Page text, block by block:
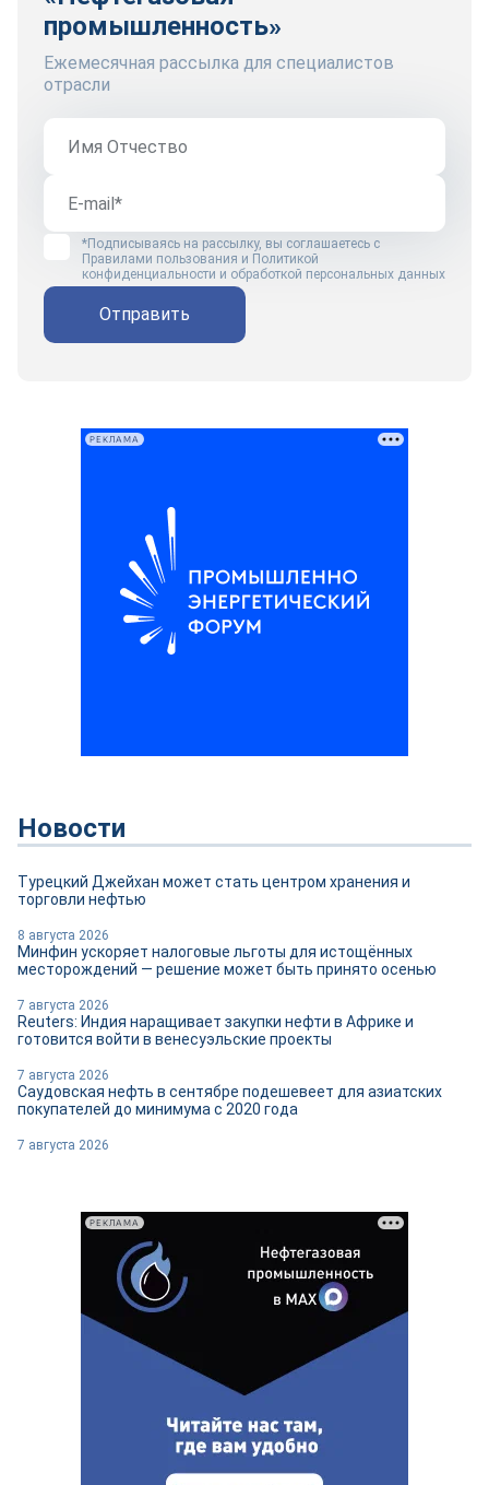
промышленность»
Ежемесячная рассылка для специалистов
отрасли
*Подписываясь на рассылку, вы соглашаетесь с
Правилами пользования и Политикой
конфиденциальности и обработкой персональных данных
Отправить
РЕКЛАМА
Новости
Турецкий Джейхан может стать центром хранения и
торговли нефтью
8 августа 2026
Минфин ускоряет налоговые льготы для истощённых
месторождений — решение может быть принято осенью
7 августа 2026
Reuters: Индия наращивает закупки нефти в Африке и
готовится войти в венесуэльские проекты
7 августа 2026
Саудовская нефть в сентябре подешевеет для азиатских
покупателей до минимума с 2020 года
7 августа 2026
РЕКЛАМА